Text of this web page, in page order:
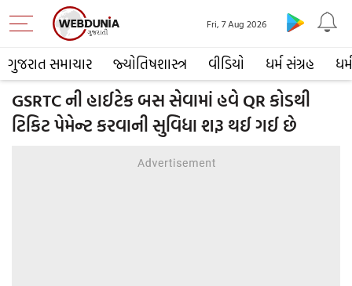
ગુજરાત સમાચાર જ્યોતિષશાસ્ત્ર વીડિયો ધર્મ સંગ્રહ ધર્મ
Fri, 7 Aug 2026
GSRTC ની હાઈટેક બસ સેવામાં હવે QR કોડથી
ટિકિટ પેમેન્ટ કરવાની સુવિધા શરૂ થઈ ગઈ છે